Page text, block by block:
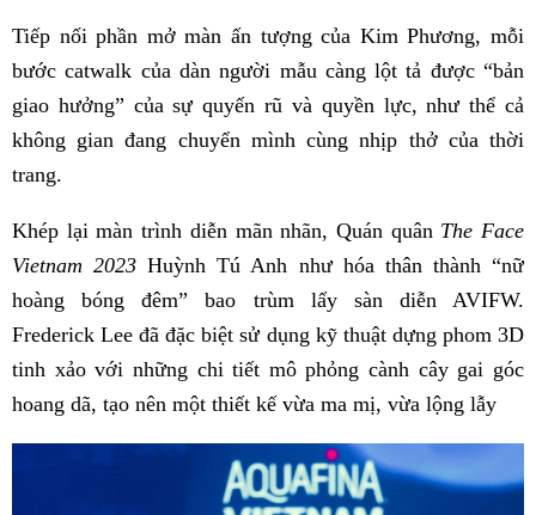
Tiếp nối phần mở màn ấn tượng của Kim Phương, mỗi
bước catwalk của dàn người mẫu càng lột tả được “bản
giao hưởng” của sự quyến rũ và quyền lực, như thể cả
không gian đang chuyển mình cùng nhịp thở của thời
trang.
Khép lại màn trình diễn mãn nhãn, Quán quân The Face
Vietnam 2023 Huỳnh Tú Anh như hóa thân thành “nữ
hoàng bóng đêm” bao trùm lấy sàn diễn AVIFW.
Frederick Lee đã đặc biệt sử dụng kỹ thuật dựng phom 3D
tinh xảo với những chi tiết mô phỏng cành cây gai góc
hoang dã, tạo nên một thiết kế vừa ma mị, vừa lộng lẫy